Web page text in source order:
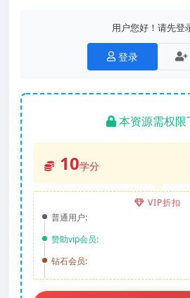
用户您好！请先登
登录
本资源需权限
10学分
VIP折扣
普通用户:
赞助vip会员:
钻石会员: